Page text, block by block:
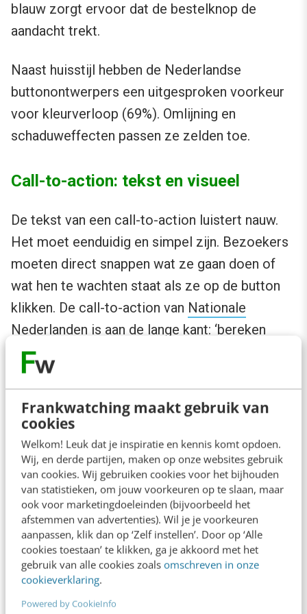
Frankwatching maakt gebruik van
cookies
Welkom! Leuk dat je inspiratie en kennis komt opdoen.
Wij, en derde partijen, maken op onze websites gebruik
van cookies. Wij gebruiken cookies voor het bijhouden
van statistieken, om jouw voorkeuren op te slaan, maar
ook voor marketingdoeleinden (bijvoorbeeld het
afstemmen van advertenties). Wil je je voorkeuren
aanpassen, klik dan op ‘Zelf instellen’. Door op ‘Alle
cookies toestaan’ te klikken, ga je akkoord met het
gebruik van alle cookies zoals omschreven in onze
cookieverklaring.
Powered by CookieInfo
blauw zorgt ervoor dat de bestelknop de
aandacht trekt.
Naast huisstijl hebben de Nederlandse
buttonontwerpers een uitgesproken voorkeur
voor kleurverloop (69%). Omlijning en
schaduweffecten passen ze zelden toe.
Call-to-action: tekst en visueel
De tekst van een call-to-action luistert nauw.
Het moet eenduidig en simpel zijn. Bezoekers
moeten direct snappen wat ze gaan doen of
wat hen te wachten staat als ze op de button
klikken. De call-to-action van Nationale
Nederlanden is aan de lange kant: ‘bereken
premie en sluit direct af’. Wel weet je meteen
wat de bedoeling is. Duidelijkheid voor alles.
beschrijvende ‘Bestellen’ klinkt minder
dwingend dan het directieve ‘Bestel nu’. De
actieve vorm heeft de voorkeur, maar de
toepassing is soms lastig. ‘Leg in
winkelmandje’ bekt minder lekker dan het
Engelse ‘Add to cart’.
Een visuele call-to-action kan de tekst
ondersteunen. Ook in dit geval moet het
symbool duidelijk en herkenbaar zijn.